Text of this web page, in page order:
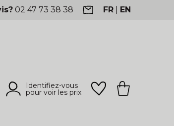
02 47 73 38 38 FR EN
Identifiez-vous
pour voir les prix